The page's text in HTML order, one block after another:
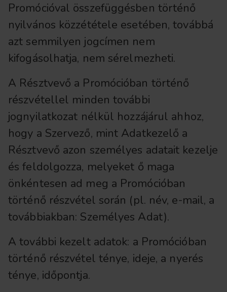
Promócióval összefüggésben történő
nyilvános közzététele esetében, továbbá
azt semmilyen jogcímen nem
kifogásolhatja, nem sérelmezheti.
A Résztvevő a Promócióban történő
részvétellel minden további
jognyilatkozat nélkül hozzájárul ahhoz,
hogy a Szervező, mint Adatkezelő a
Résztvevő azon személyes adatait kezelje
és feldolgozza, melyeket ő maga
önkéntesen ad meg a Promócióban
történő részvétel során (pl. név, e-mail, a
továbbiakban: Személyes Adat).
A további kezelt adatok: a Promócióban
történő részvétel ténye, ideje, a nyerés
ténye, időpontja.